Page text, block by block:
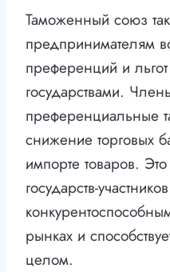
Таможенный союз
предпринимателям
преференций и
государствами.
преференциальные
снижение торговых
импорте товаров.
государств-
рынках и
целом.